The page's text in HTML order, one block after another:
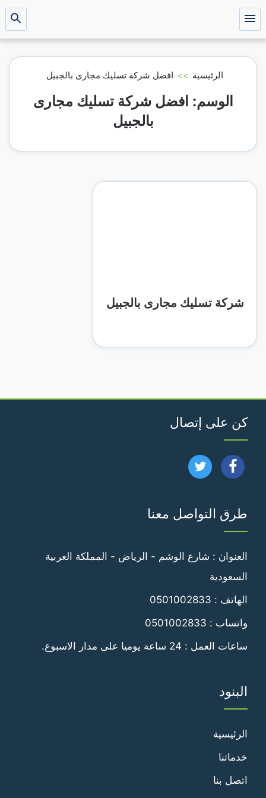
التجاوز
إلى القائمة
بحث
عن
الرئيسية >> افضل شركة تسليك مجارى بالجبيل
الوسم: افضل شركة تسليك مجارى
بالجبيل
شركة تسليك مجارى بالجبيل
كن على إتصال
تابعنا
فيسبوك
تابعنا
طرق التواصل معنا
العنوان : شارع الوشم - الرياض - المملكة العربية
السعودية
الهاتف : 0501002833
واتساب : 0501002833
ساعات العمل : 24 ساعة يوميا على مدار الاسبوع.
البنود
الرئيسية
خدماتنا
اتصل بنا